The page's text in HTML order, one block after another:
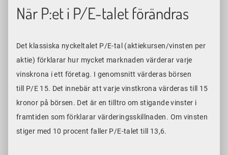
När P:et i P/E-talet förändras
Det klassiska nyckeltalet P/E-tal (aktiekursen/vinsten per
aktie) förklarar hur mycket marknaden värderar varje
vinskrona i ett företag. I genomsnitt värderas börsen
till P/E 15. Det innebär att varje vinstkrona värderas till 15
kronor på börsen. Det är en tilltro om stigande vinster i
framtiden som förklarar värderingsskillnaden. Om vinsten
stiger med 10 procent faller P/E-talet till 13,6.